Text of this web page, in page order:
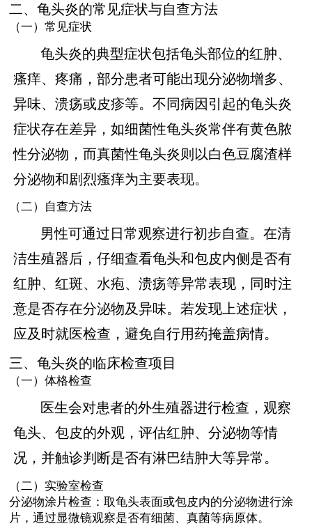
二、龟头炎的常见症状与自查方法
（一）常见症状
龟头炎的典型症状包括龟头部位的红肿、
瘙痒、疼痛，部分患者可能出现分泌物增多、
异味、溃疡或皮疹等。不同病因引起的龟头炎
症状存在差异，如细菌性龟头炎常伴有黄色脓
性分泌物，而真菌性龟头炎则以白色豆腐渣样
分泌物和剧烈瘙痒为主要表现。
（二）自查方法
男性可通过日常观察进行初步自查。在清
洁生殖器后，仔细查看龟头和包皮内侧是否有
红肿、红斑、水疱、溃疡等异常表现，同时注
意是否存在分泌物及异味。若发现上述症状，
应及时就医检查，避免自行用药掩盖病情。
三、龟头炎的临床检查项目
（一）体格检查
医生会对患者的外生殖器进行检查，观察
龟头、包皮的外观，评估红肿、分泌物等情
况，并触诊判断是否有淋巴结肿大等异常。
（二）实验室检查
分泌物涂片检查：取龟头表面或包皮内的分泌物进行涂
片，通过显微镜观察是否有细菌、真菌等病原体。